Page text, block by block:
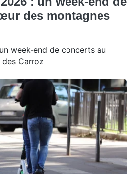
des montagnes
week-end de concerts au
Carroz